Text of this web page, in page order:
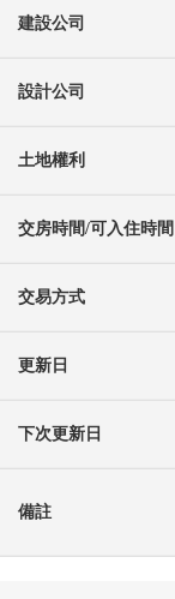
建設公司
設計公司
土地權利
交房時間/可入住時間
交易方式
更新日
下次更新日
備註